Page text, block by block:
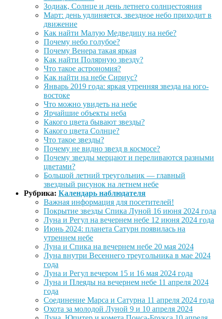
Зодиак, Солнце и день летнего солнцестояния
Март: день удлиняется, звездное небо приходит в
движение
Как найти Малую Медведицу на небе?
Почему небо голубое?
Почему Венера такая яркая
Как найти Полярную звезду?
Что такое астрономия?
Как найти на небе Сириус?
Январь 2019 года: яркая утренняя звезда на юго-
востоке
Что можно увидеть на небе
Ярчайшие объекты неба
Какого цвета бывают звезды?
Какого цвета Солнце?
Что такое звезды?
Почему не видно звезд в космосе?
Почему звезды мерцают и переливаются разными
цветами?
Большой летний треугольник — главный
звездный рисунок на летнем небе
Рубрика: Календарь наблюдателя
Важная информация для посетителей!
Покрытие звезды Спика Луной 16 июня 2024 года
Луна и Регул на вечернем небе 12 июня 2024 года
Июнь 2024: планета Сатурн появилась на
утреннем небе
Луна и Спика на вечернем небе 20 мая 2024
Луна внутри Весеннего треугольника в мае 2024
года
Луна и Регул вечером 15 и 16 мая 2024 года
Луна и Плеяды на вечернем небе 11 апреля 2024
года
Соединение Марса и Сатурна 11 апреля 2024 года
Охота за молодой Луной 9 и 10 апреля 2024